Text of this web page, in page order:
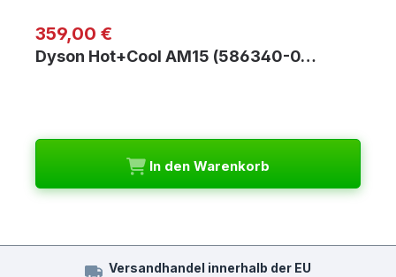
Regulärer Preis:
359,00 €
Dyson Hot+Cool AM15 (586340-0…
In den Warenkorb
Versandhandel innerhalb der EU